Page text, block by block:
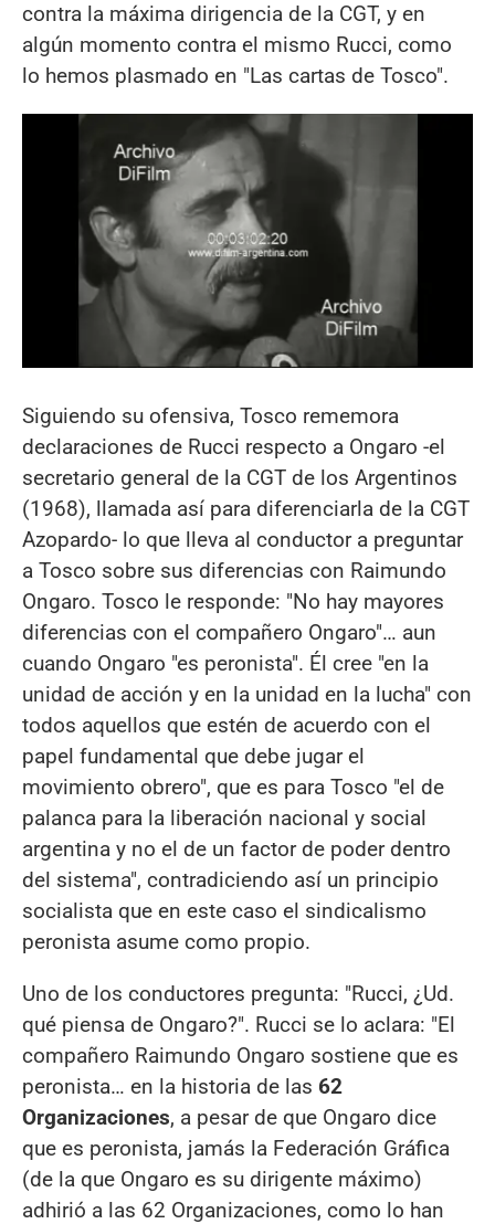
contra la máxima dirigencia de la CGT, y en
algún momento contra el mismo Rucci, como
lo hemos plasmado en "Las cartas de Tosco".
Siguiendo su ofensiva, Tosco rememora
declaraciones de Rucci respecto a Ongaro -el
secretario general de la CGT de los Argentinos
(1968), llamada así para diferenciarla de la CGT
Azopardo- lo que lleva al conductor a preguntar
a Tosco sobre sus diferencias con Raimundo
Ongaro. Tosco le responde: "No hay mayores
diferencias con el compañero Ongaro"… aun
cuando Ongaro "es peronista". Él cree "en la
unidad de acción y en la unidad en la lucha" con
todos aquellos que estén de acuerdo con el
papel fundamental que debe jugar el
movimiento obrero", que es para Tosco "el de
palanca para la liberación nacional y social
argentina y no el de un factor de poder dentro
del sistema", contradiciendo así un principio
socialista que en este caso el sindicalismo
peronista asume como propio.
Uno de los conductores pregunta: "Rucci, ¿Ud.
qué piensa de Ongaro?". Rucci se lo aclara: "El
compañero Raimundo Ongaro sostiene que es
peronista… en la historia de las 62
Organizaciones, a pesar de que Ongaro dice
que es peronista, jamás la Federación Gráfica
(de la que Ongaro es su dirigente máximo)
adhirió a las 62 Organizaciones, como lo han